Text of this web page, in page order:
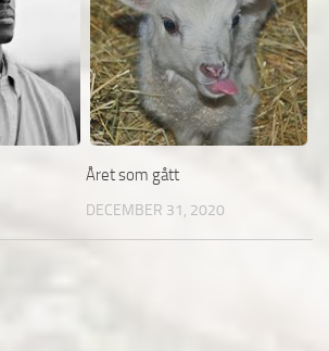
Året som gått
DECEMBER 31, 2020